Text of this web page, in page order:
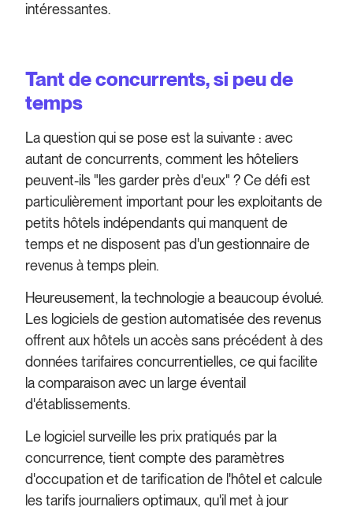
intéressantes.
Tant de concurrents, si peu de
temps
La question qui se pose est la suivante : avec
autant de concurrents, comment les hôteliers
peuvent-ils "les garder près d'eux" ? Ce défi est
particulièrement important pour les exploitants de
petits hôtels indépendants qui manquent de
temps et ne disposent pas d'un gestionnaire de
revenus à temps plein.
Heureusement, la technologie a beaucoup évolué.
Les logiciels de gestion automatisée des revenus
offrent aux hôtels un accès sans précédent à des
données tarifaires concurrentielles, ce qui facilite
la comparaison avec un large éventail
d'établissements.
Le logiciel surveille les prix pratiqués par la
concurrence, tient compte des paramètres
d'occupation et de tarification de l'hôtel et calcule
les tarifs journaliers optimaux, qu'il met à jour